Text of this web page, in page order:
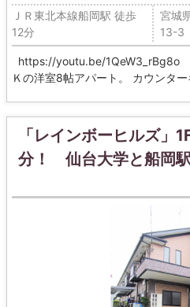
ＪＲ東北本線船岡駅 徒歩
12分
宮城
13-3
https://youtu.be/1QeW3_rBg8o
Ｋの洋室8帖アパート。 カウンタ
「レインボーヒルズ
分！ 仙台大学と船岡